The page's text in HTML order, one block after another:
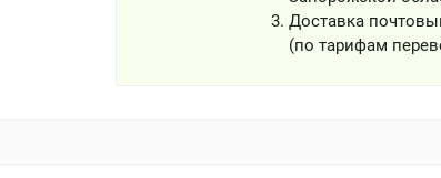
Доставка
(по тарифам